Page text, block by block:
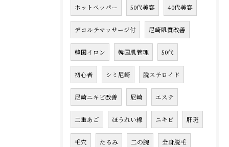
ホットペッパー 50代美容 40代美容
デコルテマッサージ付 尼崎肌質改善
韓国イロン 韓国肌管理 50代
初心者 シミ尼崎 脱ステロイド
尼崎ニキビ改善 尼崎 エステ
二重あご ほうれい線 ニキビ 肝斑
毛穴 たるみ 二の腕 全身脱毛